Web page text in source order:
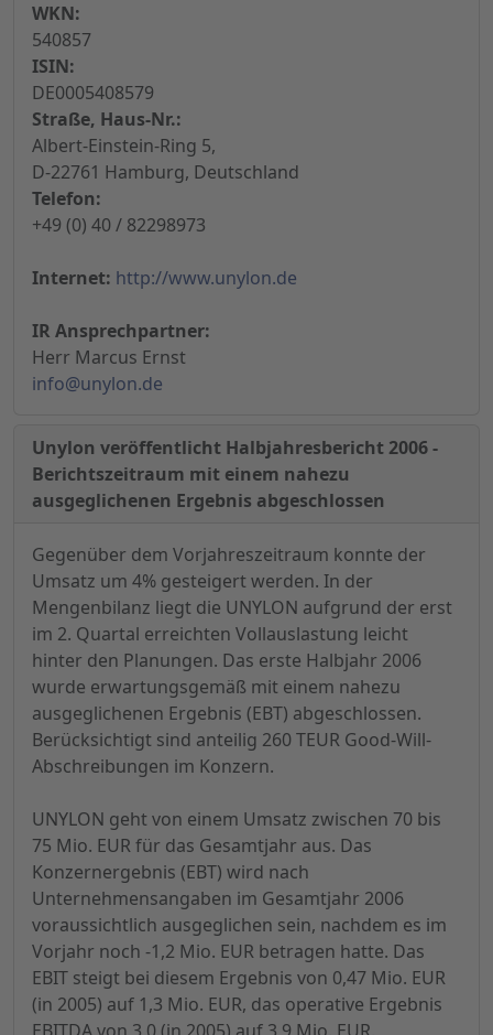
WKN:
540857
ISIN:
DE0005408579
Straße, Haus-Nr.:
Albert-Einstein-Ring 5,
D-22761 Hamburg, Deutschland
Telefon:
+49 (0) 40 / 82298973
Internet: http://www.unylon.de
IR Ansprechpartner:
Herr Marcus Ernst
info@unylon.de
Unylon veröffentlicht Halbjahresbericht 2006 -
Berichtszeitraum mit einem nahezu
ausgeglichenen Ergebnis abgeschlossen
Gegenüber dem Vorjahreszeitraum konnte der
Umsatz um 4% gesteigert werden. In der
Mengenbilanz liegt die UNYLON aufgrund der erst
im 2. Quartal erreichten Vollauslastung leicht
hinter den Planungen. Das erste Halbjahr 2006
wurde erwartungsgemäß mit einem nahezu
ausgeglichenen Ergebnis (EBT) abgeschlossen.
Berücksichtigt sind anteilig 260 TEUR Good-Will-
Abschreibungen im Konzern.
UNYLON geht von einem Umsatz zwischen 70 bis
75 Mio. EUR für das Gesamtjahr aus. Das
Konzernergebnis (EBT) wird nach
Unternehmensangaben im Gesamtjahr 2006
voraussichtlich ausgeglichen sein, nachdem es im
Vorjahr noch -1,2 Mio. EUR betragen hatte. Das
EBIT steigt bei diesem Ergebnis von 0,47 Mio. EUR
(in 2005) auf 1,3 Mio. EUR, das operative Ergebnis